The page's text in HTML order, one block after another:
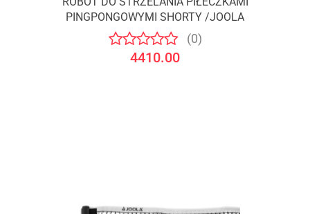
PINGPONGOWYMI SHORTY /JOOLA
(0)
4410.00